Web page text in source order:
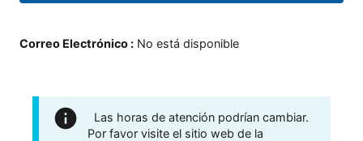
Correo Electrónico : No está disponible
Las horas de atención podrían cambiar.
Por favor visite el sitio web de la